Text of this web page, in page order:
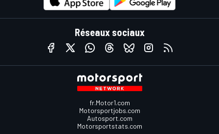
Réseaux sociaux
fr.Motor1.com
Motorsportjobs.com
Autosport.com
Motorsportstats.com